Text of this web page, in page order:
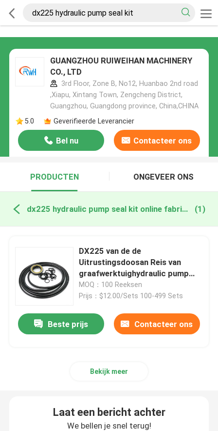
GUANGZHOU RUIWEIHAN MACHINERY
CO., LTD
3rd Floor, Zone B, No12, Huanbao 2nd road
,Xiapu, Xintang Town, Zengcheng District,
Guangzhou, Guangdong province, China,CHINA
5.0
Geverifieerde Leverancier
Bel nu Contacteer ons
PRODUCTEN ONGEVEER ONS
dx225 hydraulic pump seal kit online fabricage (1)
DX225 van de de
Uitrustingsdoosan Reis van
graafwerktuighydraulic pump
seal de Uitrusting van de de
Motorverbinding
MOQ：100 Reeksen
Prijs：$12.00/Sets 100-499 Sets
Beste prijs Contacteer ons
Bekijk meer
Laat een bericht achter
We bellen je snel terug!